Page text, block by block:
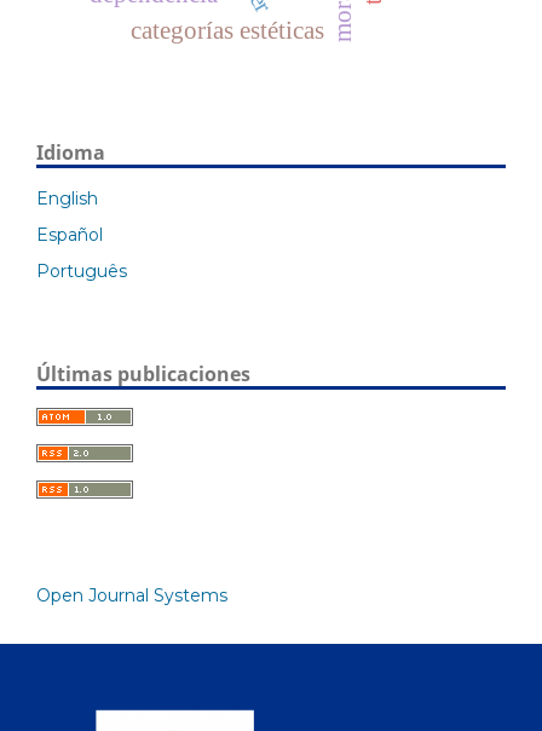
categorías estéticas
Idioma
English
Español
Português
Últimas publicaciones
Open Journal Systems